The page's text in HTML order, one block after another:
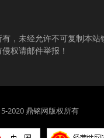
有，未经允许不可复制本站
权请邮件举报！
2020 鼎铭网版权所有